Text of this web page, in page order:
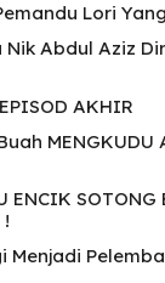
Lori
Nik Abdul Aziz
AKHIR
ENCIK SOTONG
Menjadi